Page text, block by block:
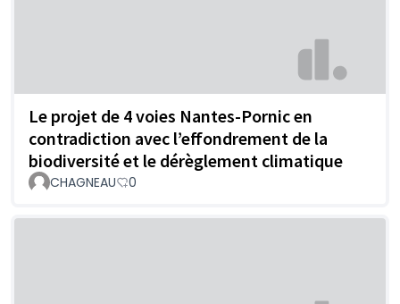
Le projet de 4 voies Nantes-Pornic en
contradiction avec l’effondrement de la
biodiversité et le dérèglement climatique
CHAGNEAU 0